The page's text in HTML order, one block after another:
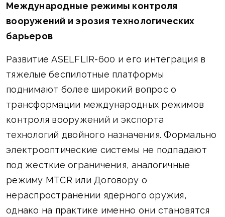
Международные режимы контроля
вооружений и эрозия технологических
барьеров
Развитие ASELFLIR-600 и его интеграция в
тяжелые беспилотные платформы
поднимают более широкий вопрос о
трансформации международных режимов
контроля вооружений и экспорта
технологий двойного назначения. Формально
электрооптические системы не подпадают
под жесткие ограничения, аналогичные
режиму MTCR или Договору о
нераспространении ядерного оружия,
однако на практике именно они становятся